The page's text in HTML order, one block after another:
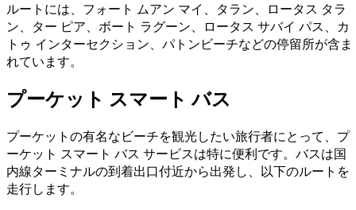
ルートには、フォート ムアン マイ、タラン、ロータス タラ
ン、ター ピア、ボート ラグーン、ロータス サバイ パス、カ
トゥ インターセクション、パトンビーチなどの停留所が含ま
れています。
プーケット スマート バス
プーケットの有名なビーチを観光したい旅行者にとって、プ
ーケット スマート バス サービスは特に便利です。バスは国
内線ターミナルの到着出口付近から出発し、以下のルートを
走行します。